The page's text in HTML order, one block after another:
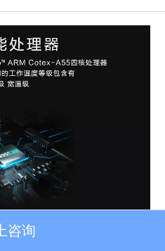
咨询